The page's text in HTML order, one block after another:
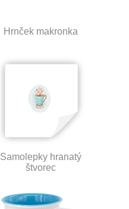
Hrnček makronka
Samolepky hranatý
štvorec